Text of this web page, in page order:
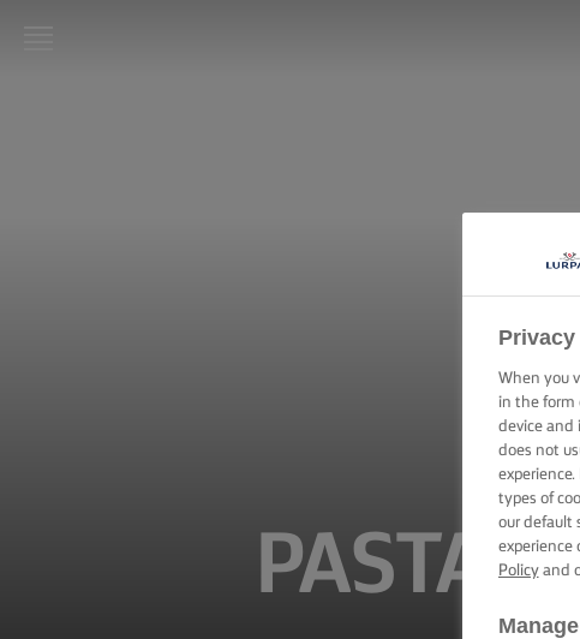
PASTA
Privacy
When you
in the form
device and
does not
types of
our default
experience
Policyand